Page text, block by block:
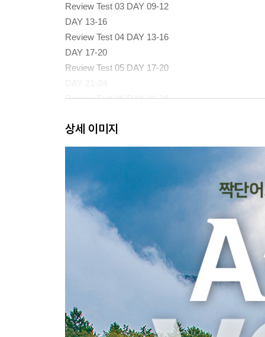
Review Test 03 DAY 09-12
DAY 13-16
Review Test 04 DAY 13-16
DAY 17-20
Review Test 05 DAY 17-20
Review Test 06 DAY 21-24
Review Test 07 DAY 25-28
DAY 29-32
ANSWER KEY
INDEX
상세 이미지